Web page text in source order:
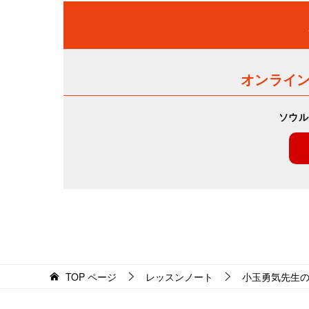
オンライ
ソウ
TOP ページ レッスンノート 小玉勇気先生